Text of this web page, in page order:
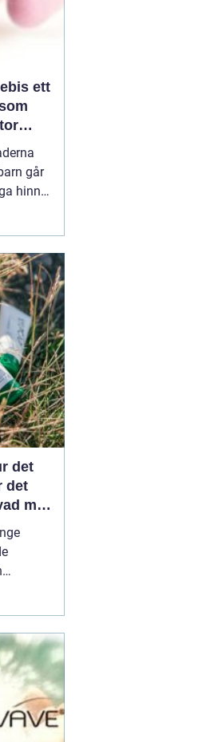
ett
går
hinner
ryms
första
den d...
det
det
man
för
vad
när